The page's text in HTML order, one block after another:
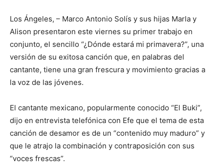
Los Ángeles, – Marco Antonio Solís y sus hijas Marla y
Alison presentaron este viernes su primer trabajo en
conjunto, el sencillo “¿Dónde estará mi primavera?”, una
versión de su exitosa canción que, en palabras del
cantante, tiene una gran frescura y movimiento gracias a
la voz de las jóvenes.
El cantante mexicano, popularmente conocido “El Buki”,
dijo en entrevista telefónica con Efe que el tema de esta
canción de desamor es de un “contenido muy maduro” y
que le atrajo la combinación y contraposición con sus
“voces frescas”.